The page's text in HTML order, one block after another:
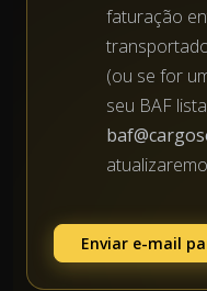
faturação
(ou se for
seu BAF
Enviar e-mail